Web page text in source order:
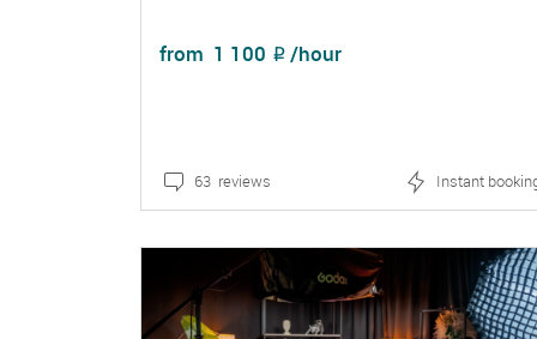
Creative event
Dance
Drinks reception
from 1 100 ₽ /hour
63 reviews Instant